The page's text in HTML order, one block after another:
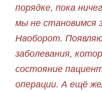
порядке, пока
мы не становимся
Наоборот.
заболевания,
состояние
операции. А ещё